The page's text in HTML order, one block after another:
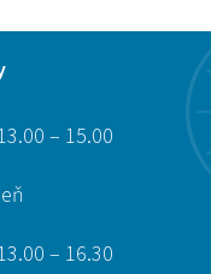
– 15.00
– 16.30